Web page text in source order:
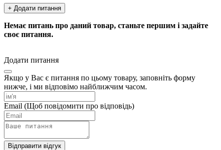
+ Додати питання
Немає питань про даний товар, станьте першим і задайте
своє питання.
Додати питання
Якщо у Вас є питання по цьому товару, заповніть форму
нижче, і ми відповімо найближчим часом.
Email (Щоб повідомити про відповідь)
Відправити відгук